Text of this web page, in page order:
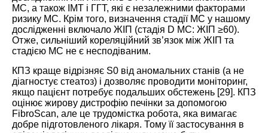
МС, а також ІМТ і ГГТ, які є незалежними факторами
ризику МС. Крім того, визначення стадії МС у нашому
дослідженні включало ЖІП (стадія D МС: ЖІП ≥60).
Отже, сильніший кореляційний зв’язок між ЖІП та
стадією МС не є несподіваним.
КПЗ краще відрізняє S0 від аномальних станів (а не
діагностує стеатоз) і дозволяє проводити моніторинг,
якщо пацієнт потребує подальших обстежень [29]. КПЗ
оцінює жирову дистрофію печінки за допомогою
FibroScan, але це трудомістка робота, яка вимагає
добре підготовленого лікаря. Тому її застосування в